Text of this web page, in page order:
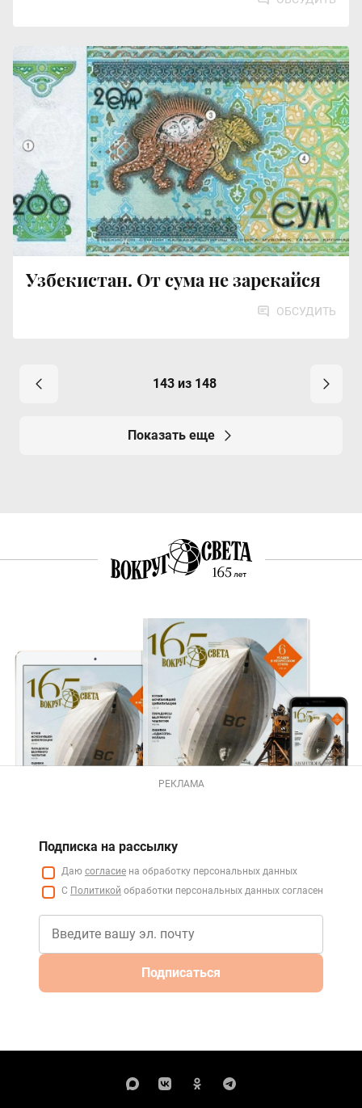
Узбекистан. От сума не зарекайся
ОБСУДИТЬ
143 из 148
Показать еще
РЕКЛАМА
Подписка на рассылку
Даю согласие на обработку персональных данных
С Политикой обработки персональных данных согласен
Подписаться